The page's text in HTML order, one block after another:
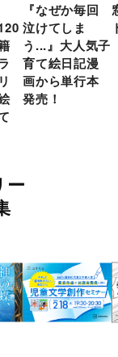
『なぜか毎回
泣けてしま
う...』大人気子
育て絵日記漫
画から単行本
発売！
ー